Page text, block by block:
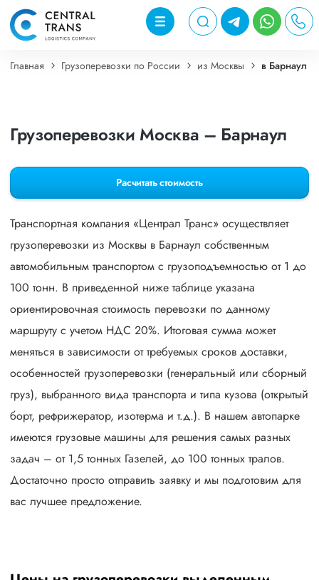
Главная Грузоперевозки по России из Москвы в Барнаул
Грузоперевозки Москва – Барнаул
Расчитать стоимость
Транспортная компания «Централ Транс» осуществляет
грузоперевозки из Москвы в Барнаул собственным
автомобильным транспортом с грузоподъемностью от 1 до
100 тонн. В приведенной ниже таблице указана
ориентировочная стоимость перевозки по данному
маршруту с учетом НДС 20%. Итоговая сумма может
меняться в зависимости от требуемых сроков доставки,
особенностей грузоперевозки (генеральный или сборный
груз), выбранного вида транспорта и типа кузова (открытый
борт, рефрижератор, изотерма и т.д.). В нашем автопарке
имеются грузовые машины для решения самых разных
задач – от 1,5 тонных Газелей, до 100 тонных тралов.
Достаточно просто отправить заявку и мы подготовим для
вас лучшее предложение.